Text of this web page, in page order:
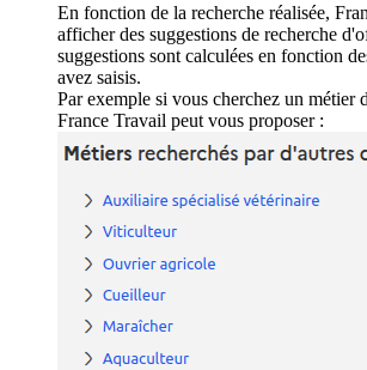
En fonction de la recherche réalisée,
afficher des suggestions de recherche
suggestions sont calculées en fonction
avez saisis.
Par exemple si vous cherchez un métier
France Travail peut vous proposer :